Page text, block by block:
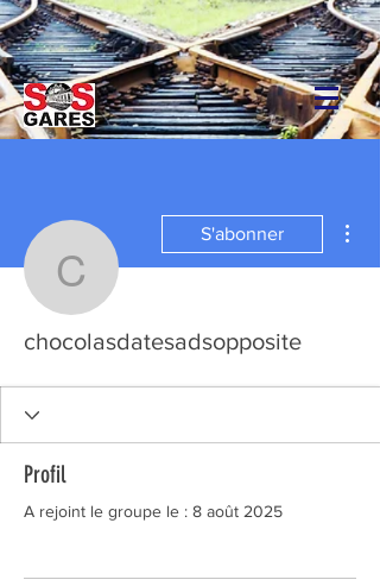
S'abonner
chocolasdatesadsopposite
Profil
A rejoint le groupe le : 8 août 2025